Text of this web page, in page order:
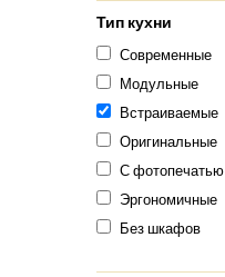
Тип кухни
Современные
Модульные
Встраиваемые
Оригинальные
С фотопечатью
Эргономичные
Без шкафов